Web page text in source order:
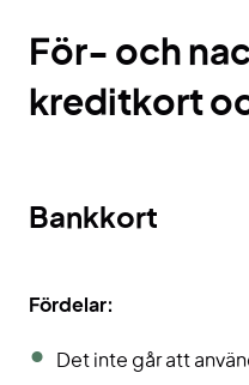
För- och
kreditkort
Bankkort
Fördelar:
Det inte går att